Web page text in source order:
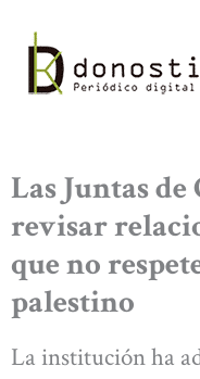
contenido
Las Juntas
revisar
que no
palestino
La institución ha